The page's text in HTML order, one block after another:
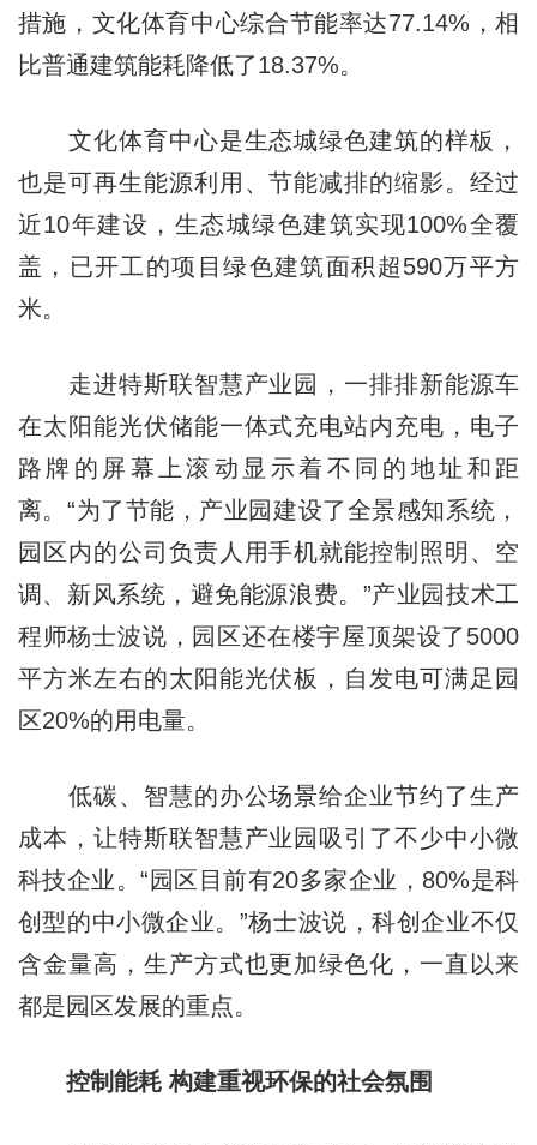
措施，文化体育中心综合节能率达77.14%，相
比普通建筑能耗降低了18.37%。
文化体育中心是生态城绿色建筑的样板，
也是可再生能源利用、节能减排的缩影。经过
近10年建设，生态城绿色建筑实现100%全覆
盖，已开工的项目绿色建筑面积超590万平方
米。
走进特斯联智慧产业园，一排排新能源车
在太阳能光伏储能一体式充电站内充电，电子
路牌的屏幕上滚动显示着不同的地址和距
离。“为了节能，产业园建设了全景感知系统，
园区内的公司负责人用手机就能控制照明、空
调、新风系统，避免能源浪费。”产业园技术工
程师杨士波说，园区还在楼宇屋顶架设了5000
平方米左右的太阳能光伏板，自发电可满足园
区20%的用电量。
低碳、智慧的办公场景给企业节约了生产
成本，让特斯联智慧产业园吸引了不少中小微
科技企业。“园区目前有20多家企业，80%是科
创型的中小微企业。”杨士波说，科创企业不仅
含金量高，生产方式也更加绿色化，一直以来
都是园区发展的重点。
控制能耗 构建重视环保的社会氛围